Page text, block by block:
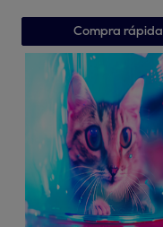
Compra rápida